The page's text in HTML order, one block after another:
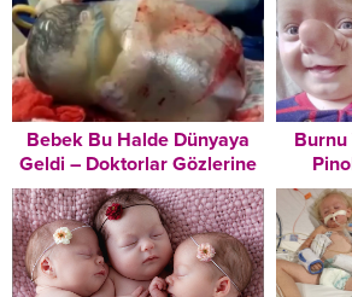
Bebek Bu Halde Dünyaya
Geldi – Doktorlar Gözlerine
İnanamadılar
Burnu
Geçtiler